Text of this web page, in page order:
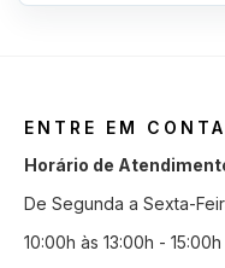
ENTRE EM
Horário de
De Segunda a Sexta-
10:00h às 13:00h -